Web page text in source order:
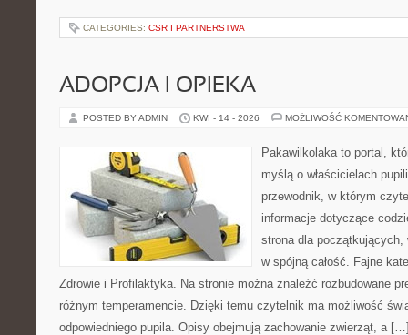
CATEGORIES: CSR I PARTNERSTWA
ADOPCJA I OPIEKA
POSTED BY ADMIN KWI - 14 - 2026 MOŻLIWOŚĆ
Pakawilkolaka to portal,
myślą o właścicielach
przewodnik, w którym
informacje dotyczące
strona dla początkujących,
w spójną całość. Fajne
Zdrowie i Profilaktyka. Na stronie można znaleźć rozbudowane
różnym temperamencie. Dzięki temu czytelnik ma możliwość
odpowiedniego pupila. Opisy obejmują zachowanie zwierząt, a